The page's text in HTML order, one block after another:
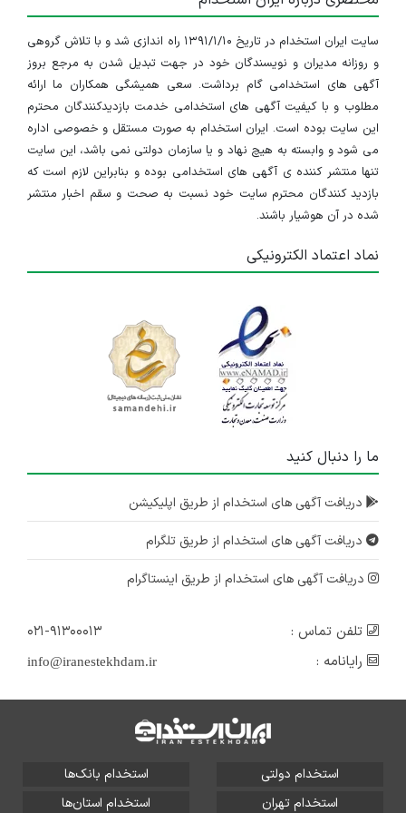
سایت ایران استخدام در تاریخ ۱۳۹۱/۱/۱۰ راه اندازی شد و با تلاش گروهی
و روزانه مدیران و نویسندگان خود در جهت تبدیل شدن به مرجع بروز
آگهی های استخدامی گام برداشت. سعی همیشگی همکاران ما ارائه
مطلوب و با کیفیت آگهی های استخدامی خدمت بازدیدکنندگان محترم
این سایت بوده است. ایران استخدام به صورت مستقل و خصوصی اداره
می شود و وابسته به هیچ نهاد و یا سازمان دولتی نمی باشد، این سایت
تنها منتشر کننده ی آگهی های استخدامی بوده و بنابراین لازم است که
بازدید کنندگان محترم سایت خود نسبت به صحت و سقم اخبار منتشر
شده در آن هوشیار باشند.
نماد اعتماد الکترونیکی
ما را دنبال کنید
دریافت آگهی های استخدام از طریق اپلیکیشن
دریافت آگهی های استخدام از طریق تلگرام
دریافت آگهی های استخدام از طریق اینستاگرام
تلفن تماس :
۰۲۱-۹۱۳۰۰۰۱۳
رایانامه :
info@iranestekhdam.ir
استخدام دولتی
استخدام بانک‌ها
استخدام تهران
استخدام استان‌ها